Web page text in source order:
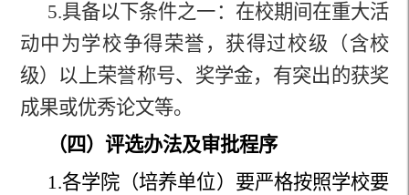
5.具备以下条件之一：在校期间在重大活
动中为学校争得荣誉，获得过校级（含校
级）以上荣誉称号、奖学金，有突出的获奖
成果或优秀论文等。
（四）评选办法及审批程序
1.各学院（培养单位）要严格按照学校要